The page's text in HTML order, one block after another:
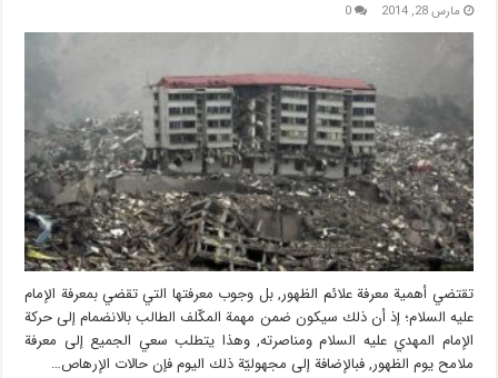
مارس 28, 2014 0
تقتضي أهمية معرفة علائم الظهور, بل وجوب معرفتها التي تقضي بمعرفة الإمام
عليه السلام؛ إذ أن ذلك سيكون ضمن مهمة المكّلف الطالب بالانضمام إلى حركة
الإمام المهدي عليه السلام ومناصرته, وهذا يتطلب سعي الجميع إلى معرفة
ملامح يوم الظهور, فبالإضافة إلى مجهوليّة ذلك اليوم فإن حالات الإرهاص…